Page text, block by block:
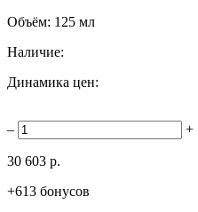
Объём: 125 мл
Наличие:
Динамика цен:
– +
30 603 р.
+613 бонусов